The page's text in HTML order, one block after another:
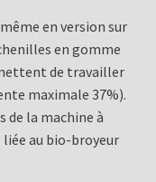
en version sur
en gomme
de travailler
maximale 37%).
de la machine à
liée au bio-broyeur